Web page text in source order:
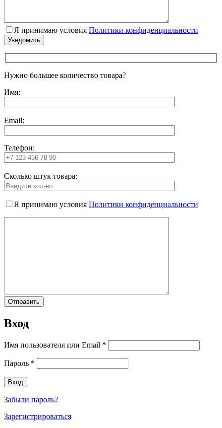
Я принимаю условия Политики конфиденциальности
Нужно большее количество товара?
Имя:
Email:
Телефон:
Сколько штук товара:
Я принимаю условия Политики конфиденциальности
Вход
Имя пользователя или Email *
Пароль *
Забыли пароль?
Зарегистрироваться